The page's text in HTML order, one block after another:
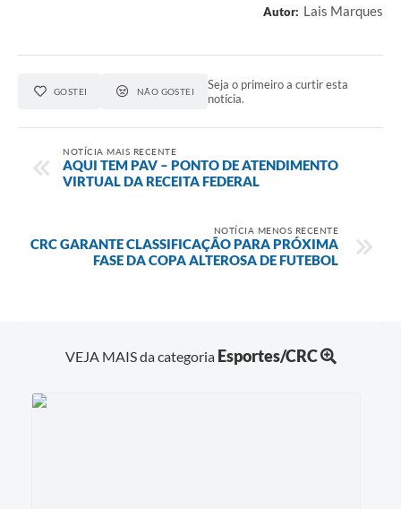
Autor: Lais Marques
GOSTEI NÃO GOSTEI
Seja o primeiro a curtir esta
notícia.
NOTÍCIA MAIS RECENTE
AQUI TEM PAV – PONTO DE ATENDIMENTO
VIRTUAL DA RECEITA FEDERAL
NOTÍCIA MENOS RECENTE
CRC GARANTE CLASSIFICAÇÃO PARA PRÓXIMA
FASE DA COPA ALTEROSA DE FUTEBOL
VEJA MAIS da categoria Esportes/CRC